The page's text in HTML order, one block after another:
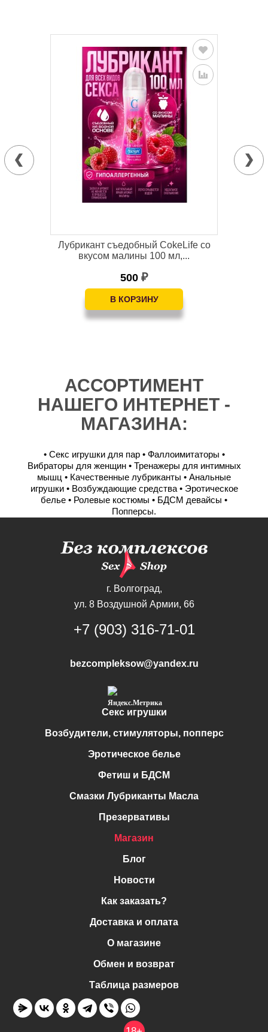
Лубрикант съедобный CokeLife со
вкусом малины 100 мл,...
500 ₽
АССОРТИМЕНТ
НАШЕГО ИНТЕРНЕТ -
МАГАЗИНА:
• Секс игрушки для пар • Фаллоимитаторы •
Вибраторы для женщин • Тренажеры для интимных
мышц • Качественные лубриканты • Анальные
игрушки • Возбуждающие средства • Эротическое
белье • Ролевые костюмы • БДСМ девайсы •
Попперсы.
г. Волгоград,
ул. 8 Воздушной Армии, 66
+7 (903) 316-71-01
bezcompleksow@yandex.ru
Секс игрушки
Возбудители, стимуляторы, попперс
Эротическое белье
Фетиш и БДСМ
Смазки Лубриканты Масла
Презервативы
Магазин
Блог
Новости
Как заказать?
Доставка и оплата
О магазине
Обмен и возврат
Таблица размеров